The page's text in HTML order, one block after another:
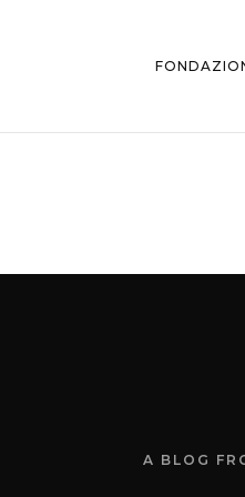
A BLOG